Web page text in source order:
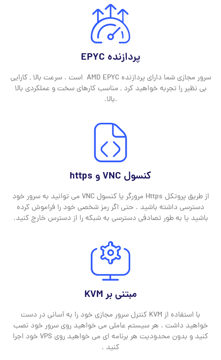
پردازنده EPYC
سرور مجازی شما دارای پردازنده AMD EPYC است . سرعت بالا , کارایی
بی نظیر را تجربه خواهید کرد , مناسب کارهای سخت و عملکردی بالا
.بالا.
کنسول VNC و https
از طریق پروتکل Https مرورگر یا کنسول VNC می توانید به سرور خود
دسترسی داشته باشید . حتی اگر رمز شخصی خود را فراموش کرده
باشید یا به طور تصادفی دسترسی به شبکه را از دسترس خارج کنید.
مبتنی بر KVM
با استفاده از KVM کنترل سرور مجازی خود را به آسانی در دست
خواهید داشت . هر سیستم عاملی می خواهید روی سرور خود نصب
کنید و بدون محدودیت هر برنامه ای می خواهید روی VPS خود اجرا
کنید .